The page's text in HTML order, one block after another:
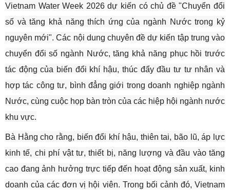
Vietnam Water Week 2026 dự kiến có chủ đề "Chuyển đổi
số và tăng khả năng thích ứng của ngành Nước trong kỷ
nguyên mới". Các nội dung chuyên đề dự kiến tập trung vào
chuyển đổi số ngành Nước, tăng khả năng phục hồi trước
tác động của biến đổi khí hậu, thúc đẩy đầu tư tư nhân và
hợp tác công tư, bình đẳng giới trong doanh nghiệp ngành
Nước, cùng cuộc họp bàn tròn của các hiệp hội ngành nước
khu vực.
Bà Hằng cho rằng, biến đổi khí hậu, thiên tai, bão lũ, áp lực
kinh tế, chi phí vật tư, thiết bị, năng lượng và đầu vào tăng
cao đang ảnh hưởng trực tiếp đến hoạt động sản xuất, kinh
doanh của các đơn vị hội viên. Trong bối cảnh đó, Vietnam